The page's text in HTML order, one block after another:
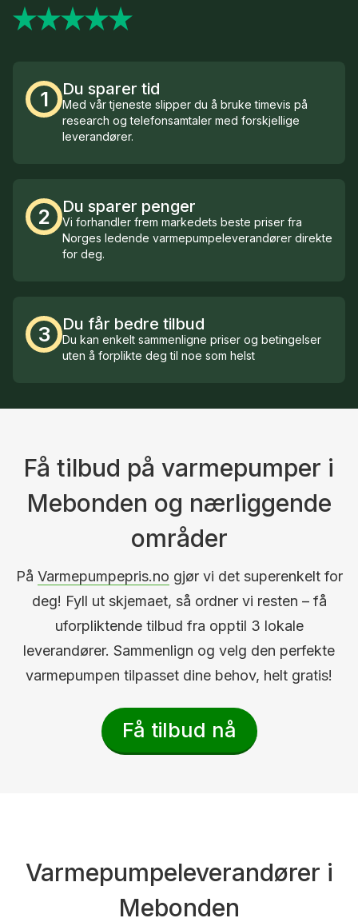
1 Du sparer tid
Med vår tjeneste slipper du å bruke timevis på
research og telefonsamtaler med forskjellige
leverandører.
2 Du sparer penger
Vi forhandler frem markedets beste priser fra
Norges ledende varmepumpeleverandører direkte
for deg.
3 Du får bedre tilbud
Du kan enkelt sammenligne priser og betingelser
uten å forplikte deg til noe som helst
Få tilbud på varmepumper i
Mebonden og nærliggende
områder
På Varmepumpepris.no gjør vi det superenkelt for
deg! Fyll ut skjemaet, så ordner vi resten – få
uforpliktende tilbud fra opptil 3 lokale
leverandører. Sammenlign og velg den perfekte
varmepumpen tilpasset dine behov, helt gratis!
Få tilbud nå
Varmepumpeleverandører i
Mebonden